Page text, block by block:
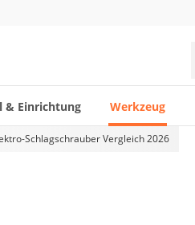
& Einrichtung Werkzeug
Schlagschrauber Vergleich 2026